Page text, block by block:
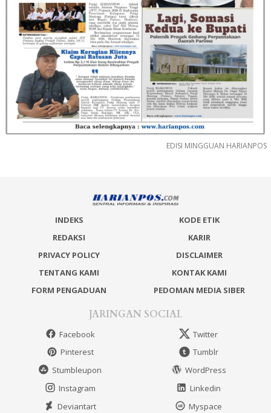
EDISI MINGGUAN HARIANPOS
INDEKS
KODE ETIK
REDAKSI
KARIR
PRIVACY POLICY
DISCLAIMER
TENTANG KAMI
KONTAK KAMI
FORM PENGADUAN
PEDOMAN MEDIA SIBER
JARINGAN SOCIAL
Facebook
Twitter
Pinterest
Tumblr
Stumbleupon
WordPress
Instagram
Linkedin
Deviantart
Myspace